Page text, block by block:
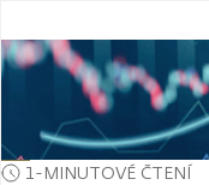
1-MINUTOVÉ ČTENÍ